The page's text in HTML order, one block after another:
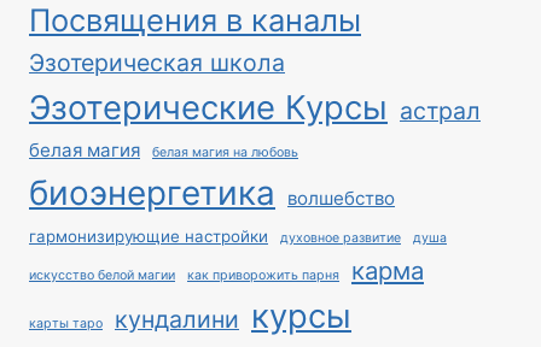
Посвящения в каналы
Эзотерическая школа
Эзотерические Курсы астрал
белая магия белая магия на любовь
биоэнергетика волшебство
гармонизирующие настройки духовное развитие душа
искусство белой магии как приворожить парня карма
карты таро кундалини курсы